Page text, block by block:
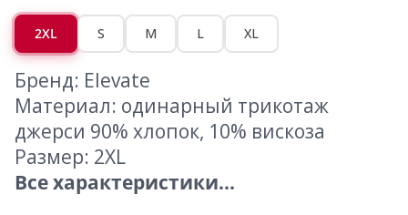
2XL S M L XL
Бренд: Elevate
Материал: одинарный трикотаж
джерси 90% хлопок, 10% вискоза
Размер: 2XL
Все характеристики...